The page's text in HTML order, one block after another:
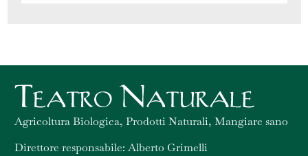
Agricoltura Biologica, Prodotti Naturali, Mangiare sano
Direttore responsabile: Alberto Grimelli